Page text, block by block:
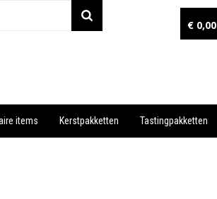
€ 0,00
items Kerstpakketten Tastingpakketten